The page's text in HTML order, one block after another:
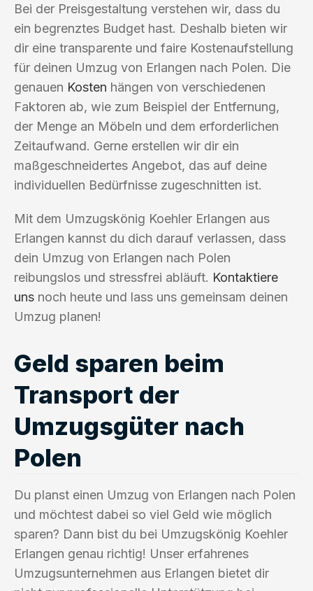
Bei der Preisgestaltung verstehen wir, dass du
ein begrenztes Budget hast. Deshalb bieten wir
dir eine transparente und faire Kostenaufstellung
für deinen Umzug von Erlangen nach Polen. Die
genauen Kosten hängen von verschiedenen
Faktoren ab, wie zum Beispiel der Entfernung,
der Menge an Möbeln und dem erforderlichen
Zeitaufwand. Gerne erstellen wir dir ein
maßgeschneidertes Angebot, das auf deine
individuellen Bedürfnisse zugeschnitten ist.
Mit dem Umzugskönig Koehler Erlangen aus
Erlangen kannst du dich darauf verlassen, dass
dein Umzug von Erlangen nach Polen
reibungslos und stressfrei abläuft. Kontaktiere
uns noch heute und lass uns gemeinsam deinen
Umzug planen!
Geld sparen beim
Transport der
Umzugsgüter nach
Polen
Du planst einen Umzug von Erlangen nach Polen
und möchtest dabei so viel Geld wie möglich
sparen? Dann bist du bei Umzugskönig Koehler
Erlangen genau richtig! Unser erfahrenes
Umzugsunternehmen aus Erlangen bietet dir